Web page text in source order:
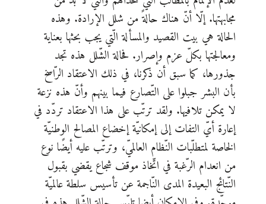
مجابهتها. إلّا أنّ هناك حالةً من شلل الإرادة. وهذه
الحالة هي بيت القصيد والمسألة الّتي يجب بحثها بعناية
ومعالجتها بكلّ عزم وإصرار. فحالة الشّلل هذه تجد
جذورها، كما سبق أن ذكرنا، في ذلك الاعتقاد الرّاسخ
بأن البشر جبلوا على التّصارع فيما بينهم وأنّ هذه نزعة
لا يمكن تلافيها. ولقد ترتّب على هذا الاعتقاد تردّد في
إعارة أيّ التفات إلى إمكانيّة إخضاع المصالح الوطنيّة
الخاصة لمتطلّبات النّظام العالميّ، وترتّب عليه أيضًا نوع
من انعدام الرّغبة في اتّخاذ موقف شجاع يقضي بقبول
النّتائج البعيدة المدى النّاجمة عن تأسيس سلطة عالميّة